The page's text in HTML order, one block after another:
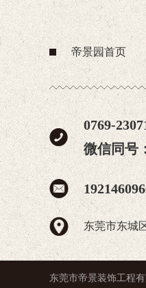
帝景园首页
0769-
微信同号
东莞市东城
东莞市帝景装饰工程